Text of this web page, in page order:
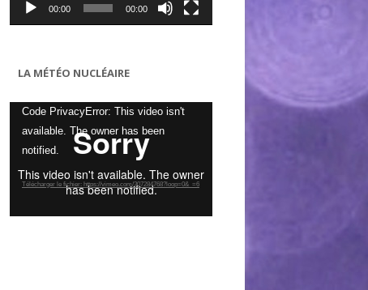
00:00 00:00
LA MÉTÉO NUCLÉAIRE
Lecteur
vidéo
Code PrivacyError: This video isn't
available. The owner has been
notified.
Télécharger le fichier: https://vimeo.com/307284768?loop=0&_=6